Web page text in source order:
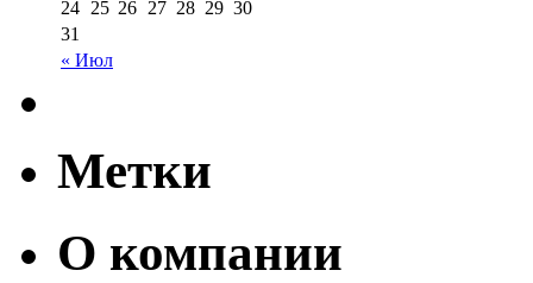
« Июл
24 25 26 27 28 29 30
31
Метки
О компании